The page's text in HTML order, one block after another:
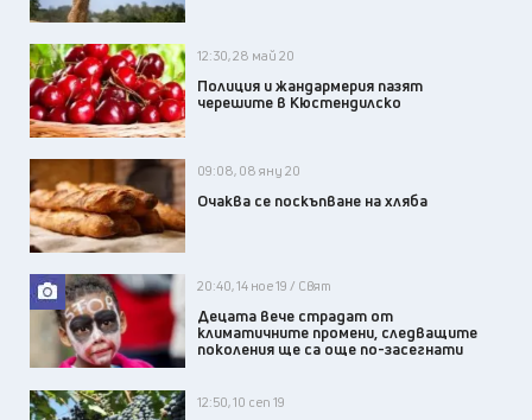
12:30, 28 май 20
Полиция и жандармерия пазят
черешите в Кюстендилско
09:08, 08 яну 20
Очаква се поскъпване на хляба
20:40, 14 ное 19 / Свят
Децата вече страдат от
климатичните промени, следващите
поколения ще са още по-засегнати
12:50, 10 сеп 19